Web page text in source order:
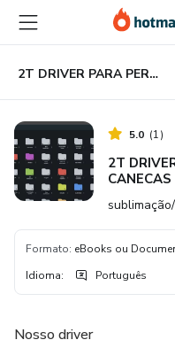
para
conteúdo
principal
para
pagamento
para
rodapé
2T DRIVER PARA PERSONALIZADOS CANECAS ESTAMPAS CAMISA PAPELARIA ETC
5.0 (1)
2T
Formato: eBooks ou
Idioma: Português
Nosso driver